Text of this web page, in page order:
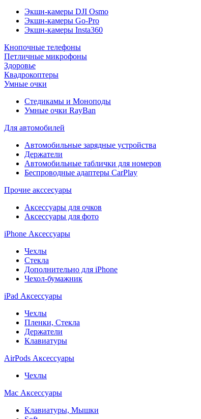
Экшн-камеры DJI Osmo
Экшн-камеры Go-Pro
Экшн-камеры Insta360
Кнопочные телефоны
Петличные микрофоны
Здоровье
Квадрокоптеры
Умные очки
Стедикамы и Моноподы
Умные очки RayBan
Для автомобилей
Автомобильные зарядные устройства
Держатели
Автомобильные таблички для номеров
Беспроводные адаптеры CarPlay
Прочие акссесуары
Аксессуары для очков
Аксессуары для фото
iPhone Аксессуары
Чехлы
Стекла
Дополнительно для iPhone
Чехол-бумажник
iPad Аксессуары
Чехлы
Пленки, Стекла
Держатели
Клавиатуры
AirPods Аксессуары
Чехлы
Mac Аксессуары
Клавиатуры, Мышки